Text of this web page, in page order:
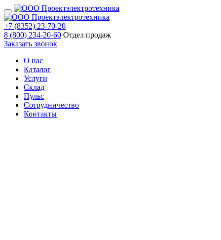
+7 (8352) 23-70-20
8 (800) 234-20-60 Отдел продаж
Заказать звонок
О нас
Каталог
Услуги
Склад
Пульс
Сотрудничество
Контакты